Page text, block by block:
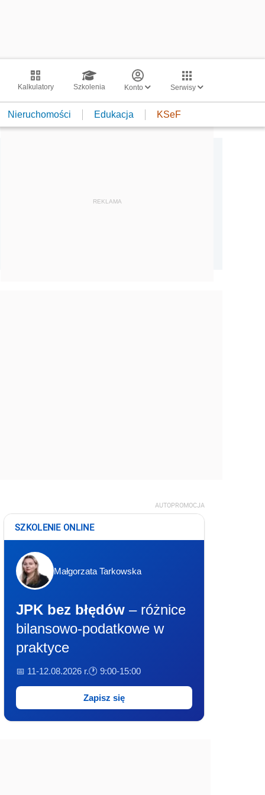
Kalkulatory Szkolenia Konto Serwisy
Nieruchomości Edukacja KSeF
REKLAMA
AUTOPROMOCJA
SZKOLENIE ONLINE
Małgorzata Tarkowska
JPK bez błędów – różnice
bilansowo-podatkowe w
praktyce
📅 11-12.08.2026 r.🕐 9:00-15:00
Zapisz się